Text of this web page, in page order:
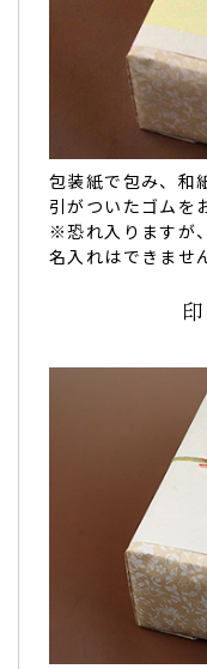
包装紙で包み、和
引がついたゴムを
※恐れ入りますが
名入れはできませ